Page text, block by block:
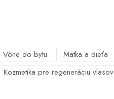
Vône do bytu Matka a dieťa
Kozmetika pre regeneráciu vlasov